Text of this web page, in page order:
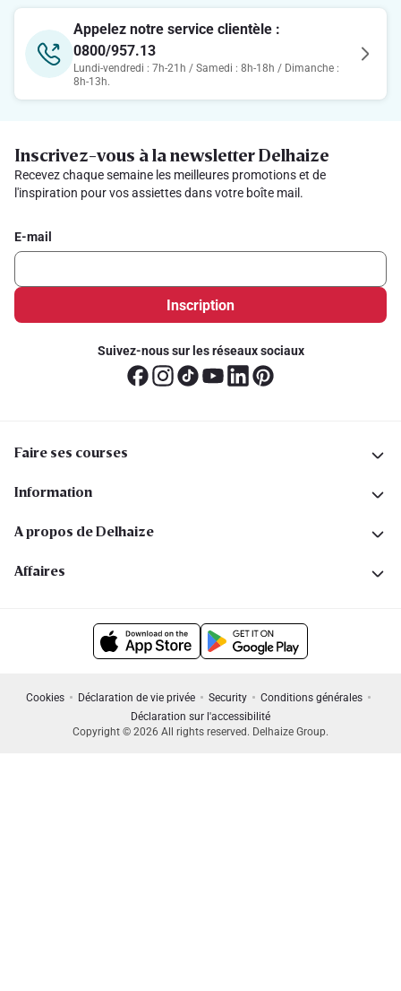
Appelez notre service clientèle :
0800/957.13
Lundi-vendredi : 7h-21h / Samedi : 8h-18h / Dimanche :
8h-13h.
Inscrivez-vous à la newsletter Delhaize
Recevez chaque semaine les meilleures promotions et de
l'inspiration pour vos assiettes dans votre boîte mail.
E-mail
Inscription
Suivez-nous sur les réseaux sociaux
Faire ses courses
Information
A propos de Delhaize
Affaires
Cookies Déclaration de vie privée Security
Conditions générales
Déclaration sur l'accessibilité
Copyright © 2026 All rights reserved. Delhaize Group.